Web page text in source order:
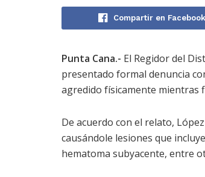
Compartir en Facebook
Punta Cana.- El Regidor del
presentado formal denuncia
agredido físicamente mientras
De acuerdo con el relato,
causándole lesiones que
hematoma subyacente, entre